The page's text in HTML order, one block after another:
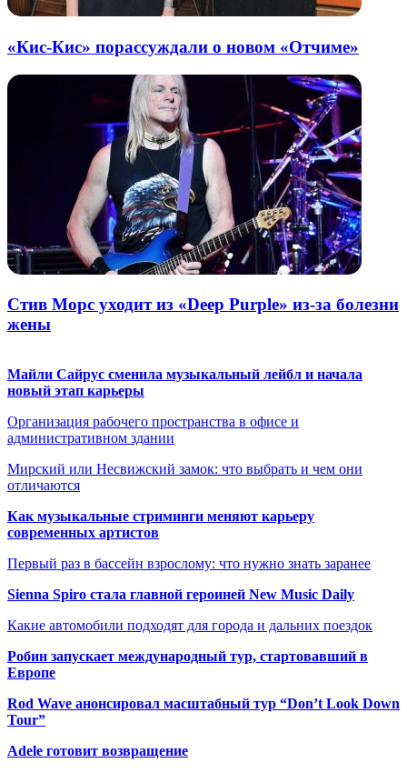
«Кис-Кис» порассуждали о новом «Отчиме»
Стив Морс уходит из «Deep Purple» из-за болезни
жены
Майли Сайрус сменила музыкальный лейбл и начала
новый этап карьеры
Организация рабочего пространства в офисе и
административном здании
Мирский или Несвижский замок: что выбрать и чем они
отличаются
Как музыкальные стриминги меняют карьеру
современных артистов
Первый раз в бассейн взрослому: что нужно знать заранее
Sienna Spiro стала главной героиней New Music Daily
Какие автомобили подходят для города и дальних поездок
Робин запускает международный тур, стартовавший в
Европе
Rod Wave анонсировал масштабный тур “Don’t Look Down
Tour”
Adele готовит возвращение